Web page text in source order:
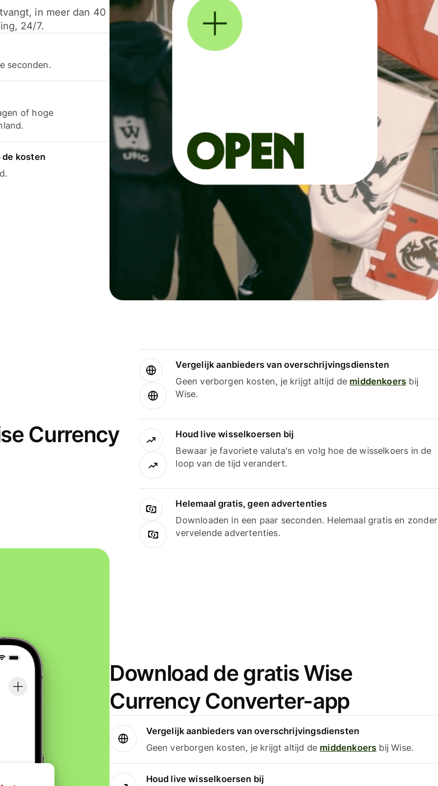
in meer dan 40
24/7.
seconden.
of hoge
de kosten
Currency
Vergelijk aanbieders van overschrijvingsdiensten
Geen verborgen kosten, je krijgt altijd de middenkoers bij
Wise.
Houd live wisselkoersen bij
Bewaar je favoriete valuta's en volg hoe de wisselkoers in de
loop van de tijd verandert.
Helemaal gratis, geen advertenties
Downloaden in een paar seconden. Helemaal gratis en zonder
vervelende advertenties.
Download de gratis Wise
Currency Converter-app
Vergelijk aanbieders van overschrijvingsdiensten
Geen verborgen kosten, je krijgt altijd de middenkoers bij Wise.
Houd live wisselkoersen bij